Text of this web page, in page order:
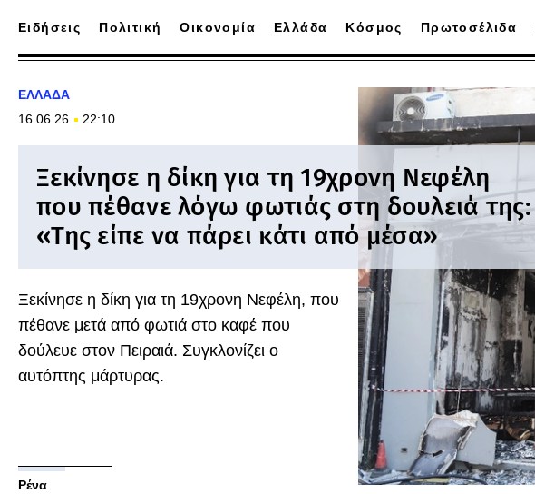
Ειδήσεις Πολιτική Οικονομία Ελλάδα Κόσμος Πρωτοσέλιδα
ΕΛΛΑΔΑ
16.06.26
22:10
Ξεκίνησε η δίκη για τη 19χρονη Νεφέλη
που πέθανε λόγω φωτιάς στη δουλειά της:
«Της είπε να πάρει κάτι από μέσα»
Ξεκίνησε η δίκη για τη 19χρονη Νεφέλη, που
πέθανε μετά από φωτιά στο καφέ που
δούλευε στον Πειραιά. Συγκλονίζει ο
αυτόπτης μάρτυρας.
Ρένα